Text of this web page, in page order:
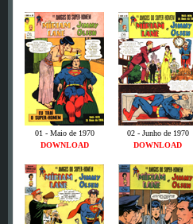
01 - Maio de 1970
02 - Junho de 1970
DOWNLOAD
DOWNLOAD